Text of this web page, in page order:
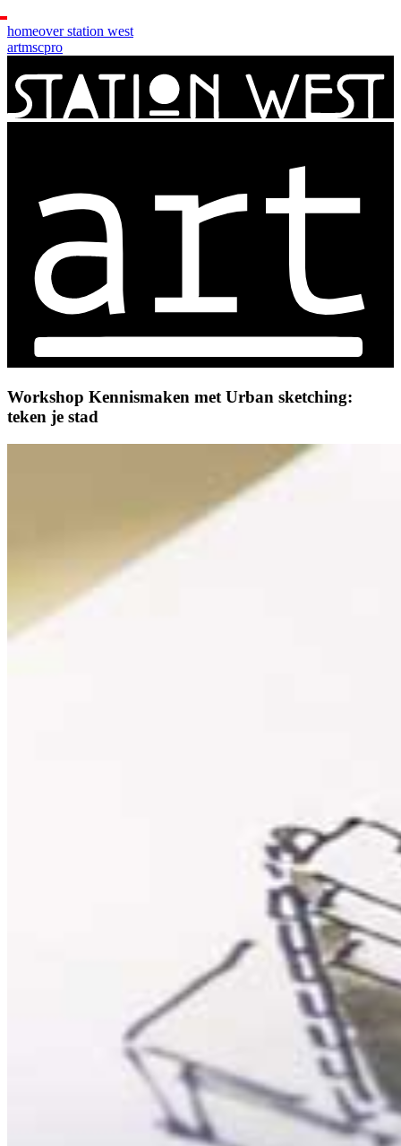
homeover station west
artmscpro
Workshop Kennismaken met Urban sketching:
teken je stad